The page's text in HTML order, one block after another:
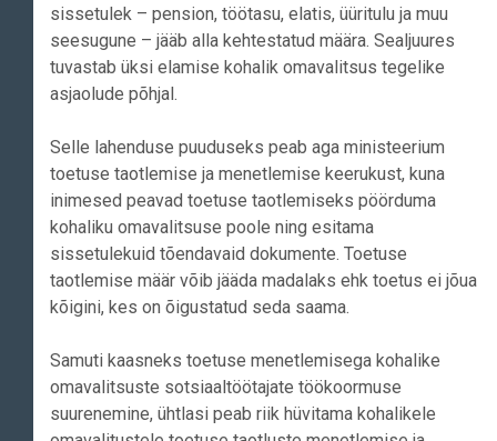
sissetulek – pension, töötasu, elatis, üüritulu ja muu
seesugune – jääb alla kehtestatud määra. Sealjuures
tuvastab üksi elamise kohalik omavalitsus tegelike
asjaolude põhjal.
Selle lahenduse puuduseks peab aga ministeerium
toetuse taotlemise ja menetlemise keerukust, kuna
inimesed peavad toetuse taotlemiseks pöörduma
kohaliku omavalitsuse poole ning esitama
sissetulekuid tõendavaid dokumente. Toetuse
taotlemise määr võib jääda madalaks ehk toetus ei jõua
kõigini, kes on õigustatud seda saama.
Samuti kaasneks toetuse menetlemisega kohalike
omavalitsuste sotsiaaltöötajate töökoormuse
suurenemine, ühtlasi peab riik hüvitama kohalikele